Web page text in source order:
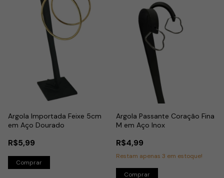
Argola Importada Feixe 5cm
em Aço Dourado
R$5,99
Argola Passante Coração Fina
M em Aço Inox
R$4,99
Restam apenas 3 em estoque!